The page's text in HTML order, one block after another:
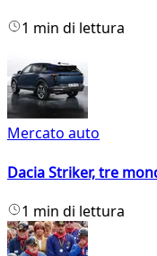
1 min di lettura
Mercato auto
Dacia Striker, tre
1 min di lettura